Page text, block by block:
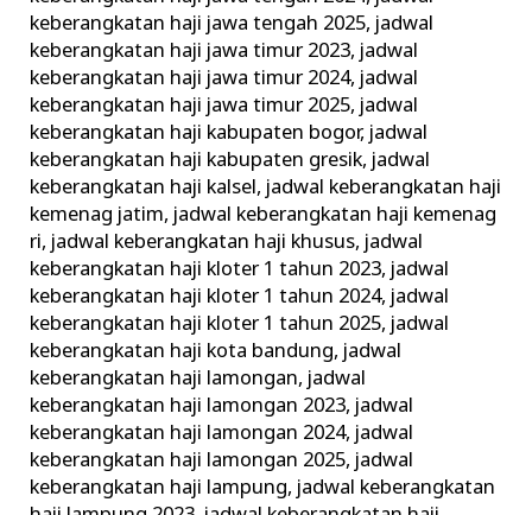
keberangkatan haji jawa tengah 2025, jadwal
keberangkatan haji jawa timur 2023, jadwal
keberangkatan haji jawa timur 2024, jadwal
keberangkatan haji jawa timur 2025, jadwal
keberangkatan haji kabupaten bogor, jadwal
keberangkatan haji kabupaten gresik, jadwal
keberangkatan haji kalsel, jadwal keberangkatan haji
kemenag jatim, jadwal keberangkatan haji kemenag
ri, jadwal keberangkatan haji khusus, jadwal
keberangkatan haji kloter 1 tahun 2023, jadwal
keberangkatan haji kloter 1 tahun 2024, jadwal
keberangkatan haji kloter 1 tahun 2025, jadwal
keberangkatan haji kota bandung, jadwal
keberangkatan haji lamongan, jadwal
keberangkatan haji lamongan 2023, jadwal
keberangkatan haji lamongan 2024, jadwal
keberangkatan haji lamongan 2025, jadwal
keberangkatan haji lampung, jadwal keberangkatan